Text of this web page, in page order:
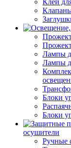
Клей
Лампы
Лампы
Блоки
Блоки
осушители
Ручные